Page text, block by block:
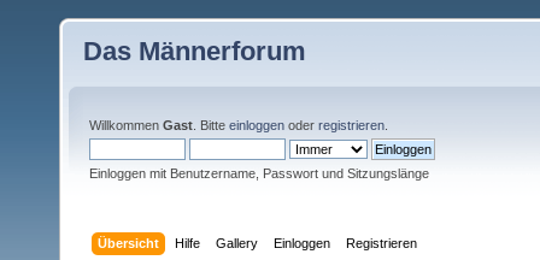
Das Männerforum
Willkommen Gast . Bitte einloggen oder registrieren
Einloggen mit Benutzername, Passwort und Sitzungslänge
Übersicht Hilfe Gallery Einloggen Registrieren